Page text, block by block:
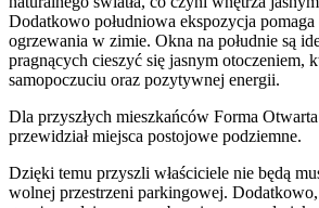
Dodatkowo południowa ekspozycja
ogrzewania w zimie. Okna na południe są
pragnących cieszyć się jasnym otoczeniem,
samopoczuciu oraz pozytywnej energii.
Dla przyszłych mieszkańców Forma
przewidziałmiejsca postojowe podziemne.
Dzięki temu przyszli właściciele nie będą
wolnej przestrzeni parkingowej.